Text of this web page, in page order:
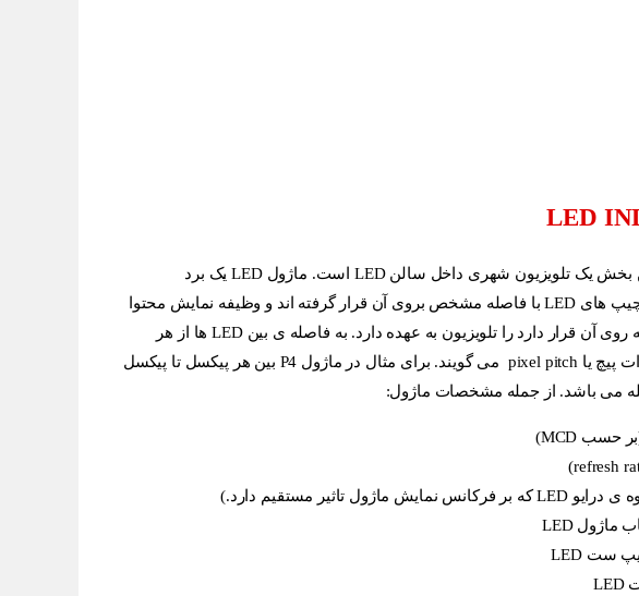
ماژول LED مهم ترین بخش یک تلویزیون شهری داخل سالن LED است. ماژول LED یک برد
و وظیفه نمایش محتوا
به فاصله ی بین LED ها از هر
طرف تا LED بعدی دات پیچ یا pixel pitch می گویند. برای مثال در ماژول P4 بین هر پیکسل تا پیکسل